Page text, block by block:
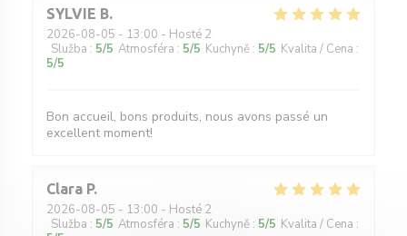
SYLVIE B
2026-08-05 - 13:00 - Hosté 2
Služba : 5/5 Atmosféra : 5/5 Kuchyně : 5/5 Kvalita / Cena :
5/5
Bon accueil, bons produits, nous avons passé un
excellent moment!
Clara P
2026-08-05 - 13:00 - Hosté 2
Služba : 5/5 Atmosféra : 5/5 Kuchyně : 5/5 Kvalita / Cena :